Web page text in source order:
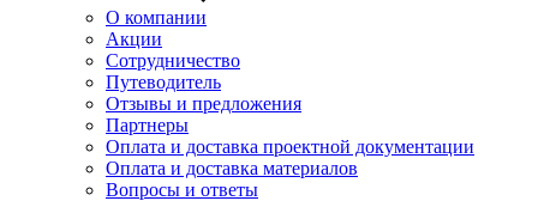
О компании
Акции
Сотрудничество
Путеводитель
Отзывы и предложения
Партнеры
Оплата и доставка проектной документации
Оплата и доставка материалов
Вопросы и ответы